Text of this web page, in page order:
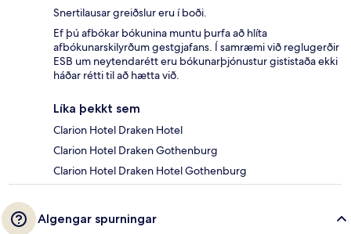
Snertilausar greiðslur eru í boði.
Ef þú afbókar bókunina muntu þurfa að hlíta
afbókunarskilyrðum gestgjafans. Í samræmi við reglugerðir
ESB um neytendarétt eru bókunarþjónustur gististaða ekki
háðar rétti til að hætta við.
Líka þekkt sem
Clarion Hotel Draken Hotel
Clarion Hotel Draken Gothenburg
Clarion Hotel Draken Hotel Gothenburg
Algengar spurningar